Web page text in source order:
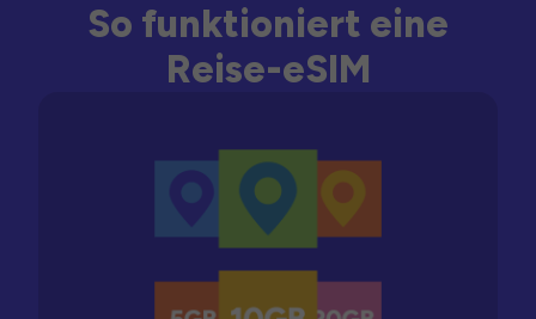
So funktioniert eine
Reise-eSIM